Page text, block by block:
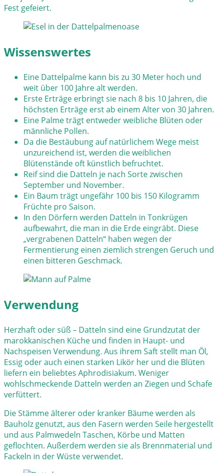
Fest gefeiert.
Wissenswertes
Eine Dattelpalme kann bis zu 30 Meter hoch und
weit über 100 Jahre alt werden.
Erste Erträge erbringt sie nach 8 bis 10 Jahren, die
höchsten Erträge erst ab einem Alter von 30 Jahren.
Eine Palme trägt entweder weibliche Blüten oder
männliche Pollen.
Da die Bestäubung auf natürlichem Wege meist
unzureichend ist, werden die weiblichen
Blütenstände oft künstlich befruchtet.
Reif sind die Datteln je nach Sorte zwischen
September und November.
Ein Baum trägt ungefähr 100 bis 150 Kilogramm
Früchte pro Saison.
In den Dörfern werden Datteln in Tonkrügen
aufbewahrt, die man in die Erde eingräbt. Diese
„vergrabenen Datteln“ haben wegen der
Fermentierung einen ziemlich strengen Geruch und
einen bitteren Geschmack.
Verwendung
Herzhaft oder süß – Datteln sind eine Grundzutat der
marokkanischen Küche und finden in Haupt- und
Nachspeisen Verwendung. Aus ihrem Saft stellt man Öl,
Essig oder auch einen starken Likör her und die Blüten
liefern ein beliebtes Aphrodisiakum. Weniger
wohlschmeckende Datteln werden an Ziegen und Schafe
verfüttert.
Die Stämme älterer oder kranker Bäume werden als
Bauholz genutzt, aus den Fasern werden Seile hergestellt
und aus Palmwedeln Taschen, Körbe und Matten
geflochten. Außerdem werden sie als Brennmaterial und
Fackeln in der Wüste verwendet.